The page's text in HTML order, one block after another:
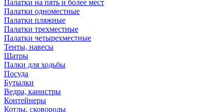
Палатки на пять и более мест
Палатки одноместные
Палатки пляжные
Палатки трехместные
Палатки четырехместные
Тенты, навесы
Шатры
Палки для ходьбы
Посуда
Бутылки
Ведра, канистры
Контейнеры
Котлы, сковороды